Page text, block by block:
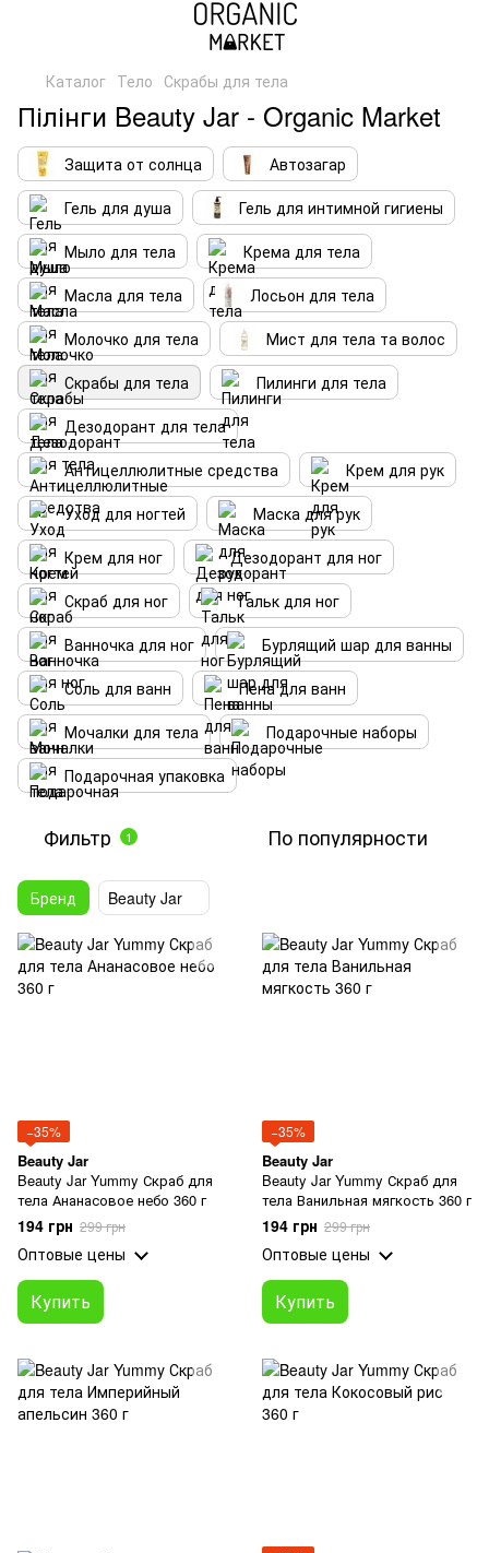
Каталог Тело Скрабы для тела
Пілінги Beauty Jar - Organic Market
Защита от солнца
Автозагар
Гель для душа
Гель для интимной гигиены
Мыло для тела
Крема для тела
Масла для тела
Лосьон для тела
Молочко для тела
Мист для тела та волос
Скрабы для тела
Пилинги для тела
Дезодорант для тела
Антицеллюлитные средства
Крем для рук
Уход для ногтей
Маска для рук
Крем для ног
Дезодорант для ног
Скраб для ног
Тальк для ног
Ванночка для ног
Бурлящий шар для ванны
Соль для ванн
Пена для ванн
Мочалки для тела
Подарочные наборы
Подарочная упаковка
Фильтр 1 По популярности
Бренд Beauty Jar
−35%
Beauty Jar
Beauty Jar Yummy Скраб для
тела Ананасовое небо 360 г
194 грн 299 грн
Оптовые цены
Купить
−35%
Beauty Jar
Beauty Jar Yummy Скраб для
тела Ванильная мягкость 360 г
194 грн 299 грн
Оптовые цены
Купить